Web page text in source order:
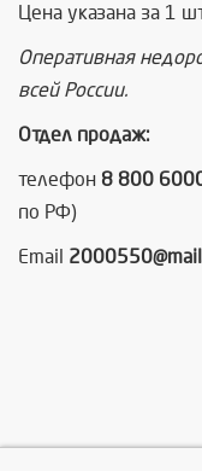
Цена указана за 1
Оперативная
всей России.
Отдел продаж:
телефон 8 800
по РФ)
Email